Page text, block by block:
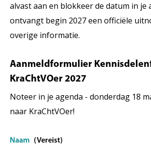
alvast aan en blokkeer de datum in je
ontvangt begin 2027 een officiële
overige informatie.
Aanmeldformulier
KraChtVOer 2027
Noteer in je agenda - donderdag 18
naar KraChtVOer!
Naam (Vereist)